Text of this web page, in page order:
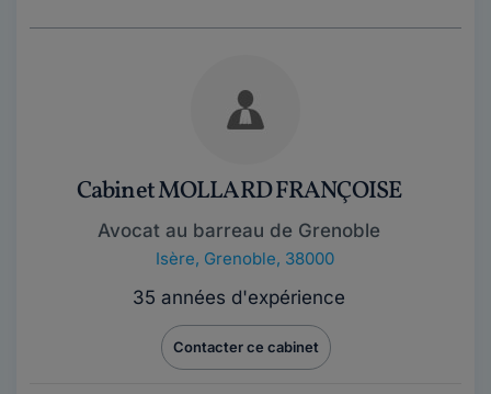
Cabinet MOLLARD FRANÇOISE
Avocat au barreau de Grenoble
Isère, Grenoble, 38000
35 années d'expérience
Contacter ce cabinet